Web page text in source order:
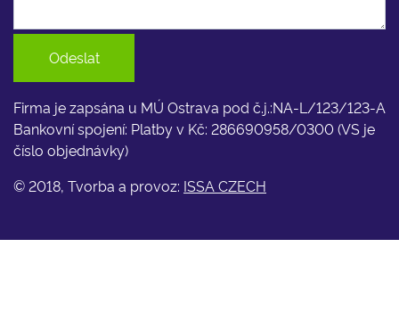
Odeslat
Firma je zapsána u MÚ Ostrava pod č.j.:NA-L/123/123-A
Bankovní spojení: Platby v Kč: 286690958/0300 (VS je
číslo objednávky)
© 2018, Tvorba a provoz: ISSA CZECH